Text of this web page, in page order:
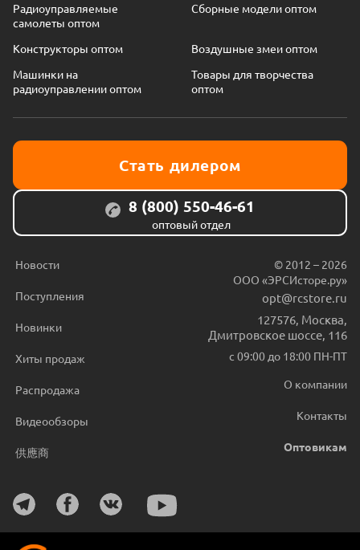
Радиоуправляемые
самолеты оптом
Сборные модели оптом
Конструкторы оптом
Воздушные змеи оптом
Машинки на
радиоуправлении оптом
Товары для творчества
оптом
Стать дилером
8 (800) 550-46-61
оптовый отдел
Новости
Поступления
Новинки
Хиты продаж
Распродажа
Видеообзоры
供應商
© 2012 – 2026
ООО «ЭРСИсторе.ру»
opt@rcstore.ru
127576, Москва,
Дмитровское шоссе, 116
с 09:00 до 18:00 ПН-ПТ
О компании
Контакты
Оптовикам